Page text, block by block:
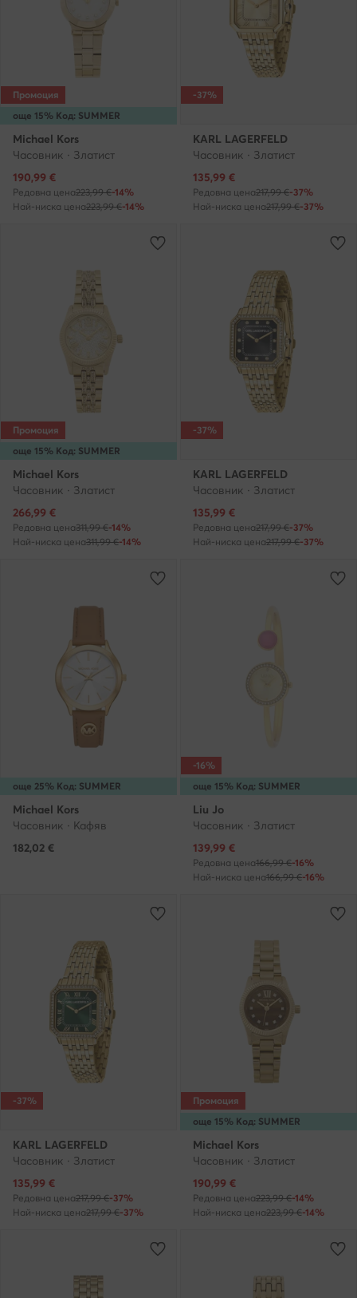
още 15% Код: SUMMER
Промоция
Michael Kors
Часовник · Златист
Актуална цена
190,99 €
Редовна цена223,99 €-14%
Най-ниска цена223,99 €-14%
-37%
KARL LAGERFELD
Часовник · Златист
Актуална цена
135,99 €
Редовна цена217,99 €-37%
Най-ниска цена217,99 €-37%
още 15% Код: SUMMER
Промоция
Michael Kors
Часовник · Златист
Актуална цена
266,99 €
Редовна цена311,99 €-14%
Най-ниска цена311,99 €-14%
-37%
KARL LAGERFELD
Часовник · Златист
Актуална цена
135,99 €
Редовна цена217,99 €-37%
Най-ниска цена217,99 €-37%
още 25% Код: SUMMER
Michael Kors
Часовник · Кафяв
182,02 €
още 15% Код: SUMMER
-16%
Liu Jo
Часовник · Златист
Актуална цена
139,99 €
Редовна цена166,99 €-16%
Най-ниска цена166,99 €-16%
-37%
KARL LAGERFELD
Часовник · Златист
Актуална цена
135,99 €
Редовна цена217,99 €-37%
Най-ниска цена217,99 €-37%
още 15% Код: SUMMER
Промоция
Michael Kors
Часовник · Златист
Актуална цена
190,99 €
Редовна цена223,99 €-14%
Най-ниска цена223,99 €-14%